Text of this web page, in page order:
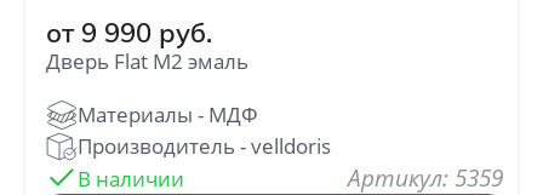
от 9 990 руб.
Дверь Flat M2 эмаль
В наличии : 5359